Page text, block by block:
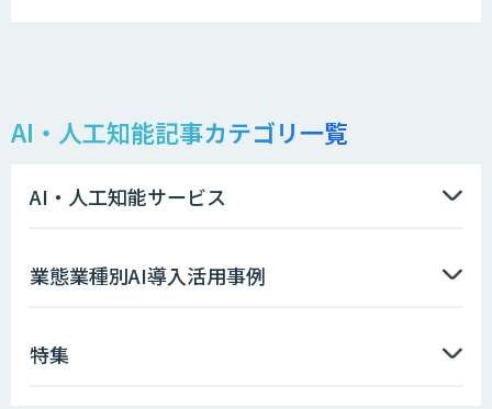
AI・人工知能記事カテゴリ一覧
AI・人工知能サービス
業態業種別AI導入活用事例
特集